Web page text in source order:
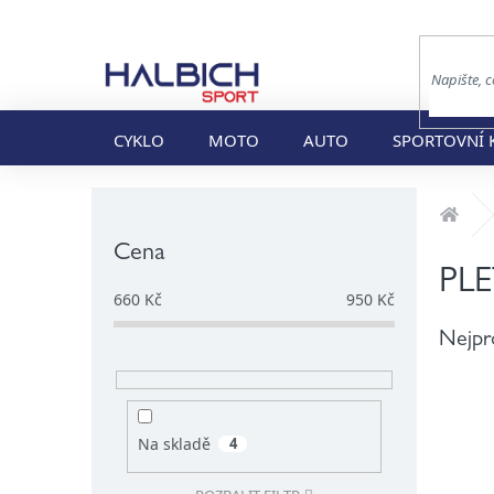
CYKLO MOTO AUTO SPORTOVNÍ
Cena
660 Kč 950 Kč
Na skladě 4
Domů